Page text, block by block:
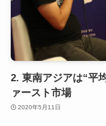
2. 東南アジアは“平
ァースト市場
2020年5月11日